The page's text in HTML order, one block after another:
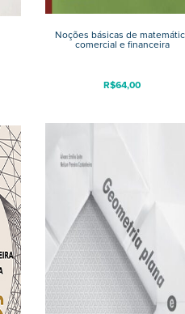
Noções básicas de
comercial e financeira
R$64,00